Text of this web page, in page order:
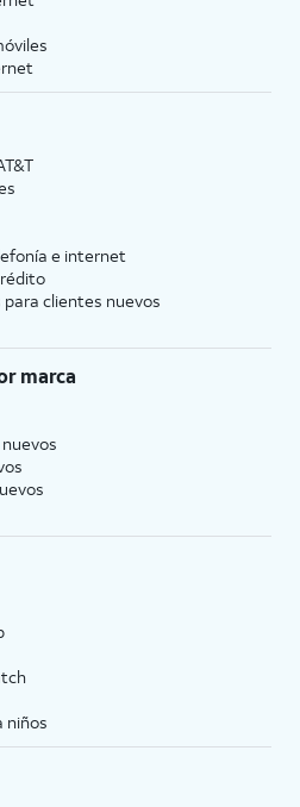
e internet
clientes nuevos
marca
niños